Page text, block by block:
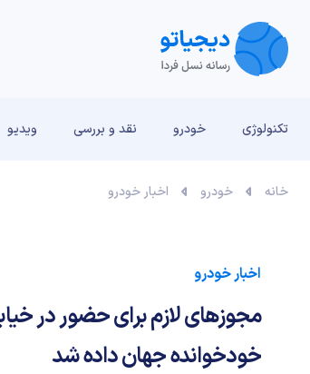
تکنولوژی خودرو نقد و بررسی‌ ویدیو
خانه خودرو اخبار خودرو
اخبار خودرو
مجوزهای لازم برای حضور در
خودخوانده جهان داده شد